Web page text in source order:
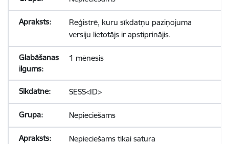
Reģistrē, kuru sīkdatņu paziņojuma
versiju lietotājs ir apstiprinājis.
1 mēnesis
SESS<ID>
Nepieciešams
Nepieciešams tikai satura